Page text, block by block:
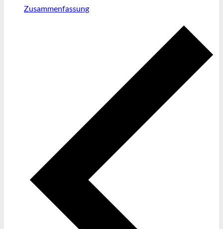
Zusammenfassung